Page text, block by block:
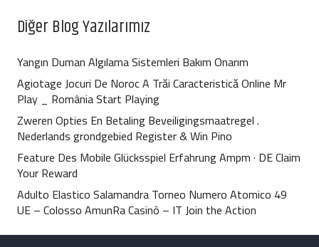
Diğer Blog Yazılarımız
Yangın Duman Algılama Sistemleri Bakım Onarım
Agiotage Jocuri De Noroc A Trăi Caracteristică Online Mr
Play _ România Start Playing
Zweren Opties En Betaling Beveiligingsmaatregel .
Nederlands grondgebied Register & Win Pino
Feature Des Mobile Glücksspiel Erfahrung Ampm · DE Claim
Your Reward
Adulto Elastico Salamandra Torneo Numero Atomico 49
UE – Colosso AmunRa Casinò – IT Join the Action